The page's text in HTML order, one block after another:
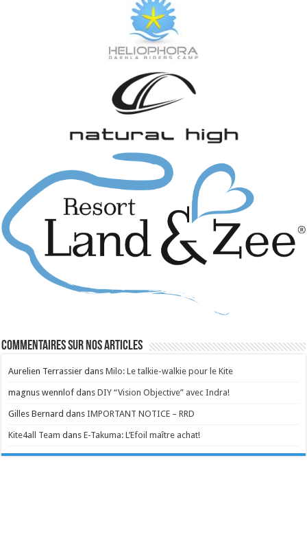
Commentaires sur nos articles
Aurelien Terrassier dansMilo: Le talkie-walkie pour le Kite
magnus wennlof dansDIY “Vision Objective” avec Indra!
Gilles Bernard dansIMPORTANT NOTICE – RRD
Kite4all Team dansE-Takuma: L’Efoil maître achat!